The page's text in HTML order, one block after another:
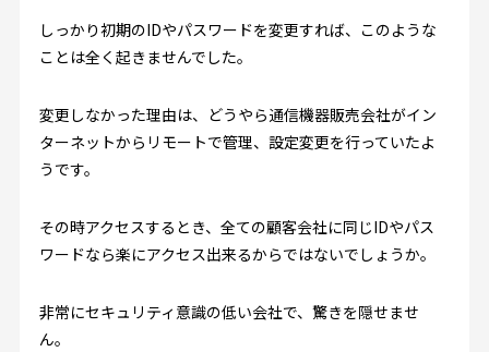
しっかり初期のIDやパスワードを変更すれば、このような
ことは全く起きませんでした。
変更しなかった理由は、どうやら通信機器販売会社がイン
ターネットからリモートで管理、設定変更を行っていたよ
うです。
その時アクセスするとき、全ての顧客会社に同じIDやパス
ワードなら楽にアクセス出来るからではないでしょうか。
非常にセキュリティ意識の低い会社で、驚きを隠せませ
ん。